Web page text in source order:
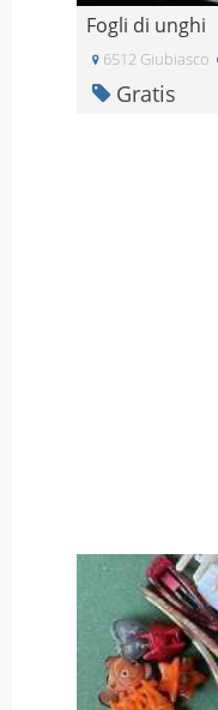
Fogli di unghi
6512 Giubiasco
Gratis